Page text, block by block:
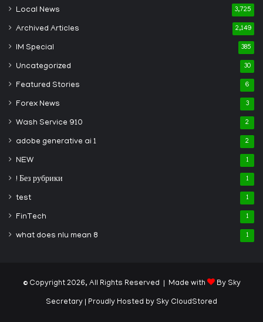
Local News 3,725
Archived Articles 2,149
IM Special 385
Uncategorized 30
Featured Stories 6
Forex News 3
Wash Service 910 2
adobe generative ai 1 2
NEW 1
! Без рубрики 1
test 1
FinTech 1
what does nlu mean 8 1
© Copyright 2026, All Rights Reserved | Made with By Sky
Secretary | Proudly Hosted by Sky CloudStored